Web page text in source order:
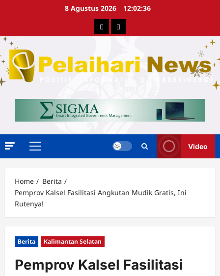
8 Agustus 2026 12:02:36
Berita Advertorial
Primary
Video
Home
Berita
Pemprov Kalsel Fasilitasi Angkutan Mudik Gratis, Ini
Rutenya!
Berita Kalimantan Selatan
Pemprov Kalsel Fasilitasi